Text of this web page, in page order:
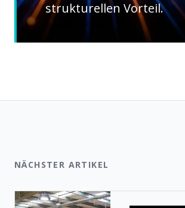
strukturellen Vorteil.
NÄCHSTER ARTIKEL